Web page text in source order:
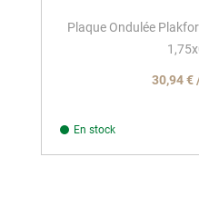
Plaque Ondulée
30,94 €
En stock